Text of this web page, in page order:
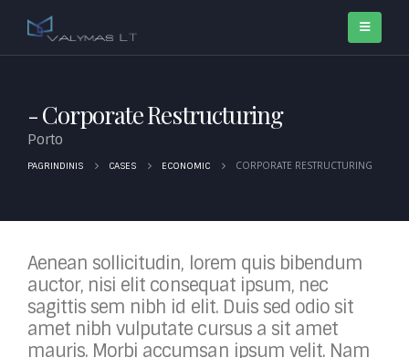
Corporate Restructuring
Porto
PAGRINDINIS CASES ECONOMIC CORPORATE RESTRUCTURING
Aenean sollicitudin, lorem quis bibendum
auctor, nisi elit consequat ipsum, nec
sagittis sem nibh id elit. Duis sed odio sit
amet nibh vulputate cursus a sit amet
mauris. Morbi accumsan ipsum velit. Nam